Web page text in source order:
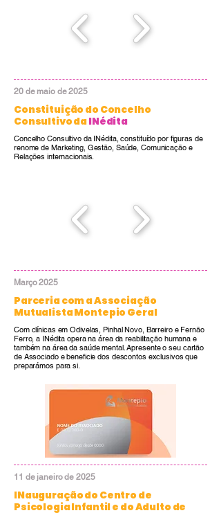
20 de maio de 2025
Constituição do Concelho
Consultivo daINédita
Concelho Consultivo da INédita, constituído por figuras de
renome de Marketing, Gestão, Saúde, Comunicação e
Relações internacionais.
Março 2025
Parceria com a Associação
Mutualista Montepio Geral
Com clínicas em Odivelas, Pinhal Novo, Barreiro e Fernão
Ferro, a INédita opera na área da reabilitação humana e
também na área da saúde mental. Apresente o seu cartão
de Associado e beneficie dos descontos exclusivos que
preparámos para si.
11 de janeiro de 2025
INauguração do Centro de
Psicologia Infantil e do Adulto de